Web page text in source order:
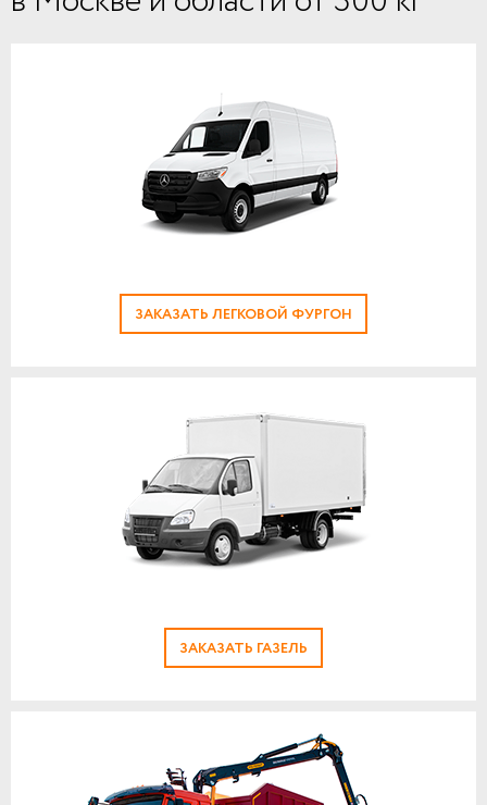
ЗАКАЗАТЬ ЛЕГКОВОЙ ФУРГОН
ЗАКАЗАТЬ ГАЗЕЛЬ